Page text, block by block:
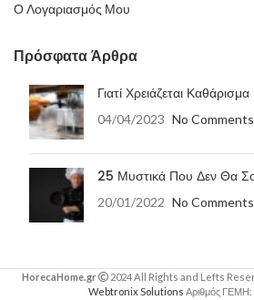
Ο Λογαριασμός Μου
Πρόσφατα Άρθρα
Γιατί Χρειάζεται
04/04/2023 No Comments
25 Μυστικά Που Δεν Θα
20/01/2022 No Comments
HorecaHome.gr
2024 All Rights and Lefts
Webtronix Solutions Αριθμός